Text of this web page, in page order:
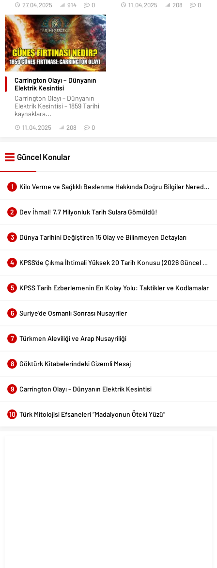
27.04.2025 914 0 11.04.2025 208 0
Carrington Olayı – Dünyanın
Elektrik Kesintisi
Carrington Olayı – Dünyanın
Elektrik Kesintisi – 1859 Tarihi
kaynaklara...
11.04.2025 208 0
Güncel Konular
1 Kilo Verme ve Sağlıklı Beslenme Hakkında Doğru Bilgiler Nerede Bulunur?
2 Dev İhmal! 7.7 Milyonluk Tarih Sulara Gömüldü!
3 Dünya Tarihini Değiştiren 15 Olay ve Bilinmeyen Detayları
4 KPSS’de Çıkma İhtimali Yüksek 20 Tarih Konusu (2026 Güncel Liste)
5 KPSS Tarih Ezberlemenin En Kolay Yolu: Taktikler ve Kodlamalar
6 Suriye’de Osmanlı Sonrası Nusayriler
7 Türkmen Aleviliği ve Arap Nusayriliği
8 Göktürk Kitabelerindeki Gizemli Mesaj
9 Carrington Olayı – Dünyanın Elektrik Kesintisi
10 Türk Mitolojisi Efsaneleri “Madalyonun Öteki Yüzü”